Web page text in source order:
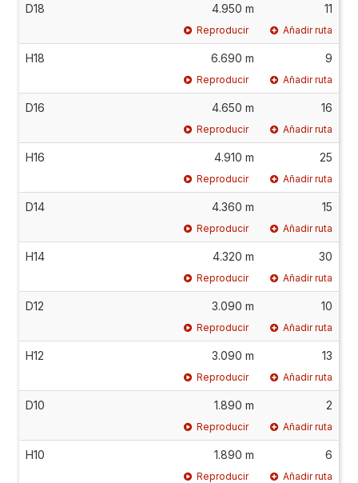
D18 4.950 m 11
Reproducir Añadir ruta
H18 6.690 m 9
Reproducir Añadir ruta
D16 4.650 m 16
Reproducir Añadir ruta
H16 4.910 m 25
Reproducir Añadir ruta
D14 4.360 m 15
Reproducir Añadir ruta
H14 4.320 m 30
Reproducir Añadir ruta
D12 3.090 m 10
Reproducir Añadir ruta
H12 3.090 m 13
Reproducir Añadir ruta
D10 1.890 m 2
Reproducir Añadir ruta
H10 1.890 m 6
Reproducir Añadir ruta